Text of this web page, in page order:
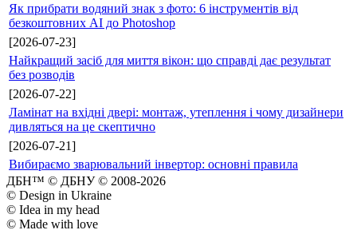
Як прибрати водяний знак з фото: 6 інструментів від
безкоштовних AI до Photoshop
[2026-07-23]
Найкращий засіб для миття вікон: що справді дає результат
без розводів
[2026-07-22]
Ламінат на вхідні двері: монтаж, утеплення і чому дизайнери
дивляться на це скептично
[2026-07-21]
Вибираємо зварювальний інвертор: основні правила
ДБН™ © ДБНУ © 2008-2026
© Design in Ukraine
© Idea in my head
© Made with love